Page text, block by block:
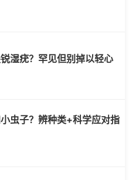
湿疣？罕见但别掉以轻心
虫子？辨种类+科学应对指